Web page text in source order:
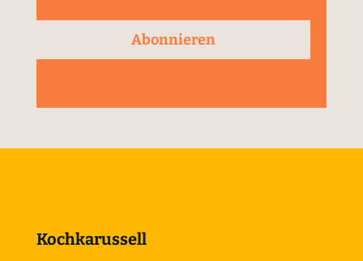
Abonnieren
Kochkarussell